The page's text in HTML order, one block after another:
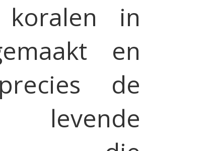
koralen in
en
de